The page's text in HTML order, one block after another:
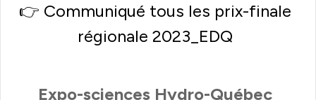
👉 Communiqué tous les prix-finale
régionale 2023_EDQ
Expo-sciences Hydro-Québec